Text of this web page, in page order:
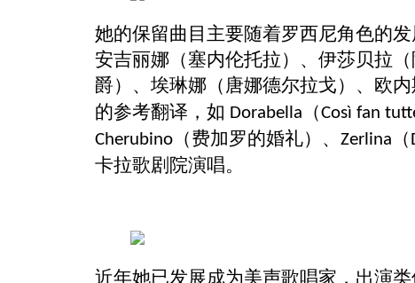
她的保留曲目主要随着罗西尼角色的
安吉丽娜（塞内伦托拉）、伊莎贝拉
爵）、埃琳娜（唐娜德尔拉戈）、欧内
的参考翻译，如 Dorabella （Così fan
Cherubino （费加罗的婚礼）、 Zerlina （
卡拉歌剧院演唱。
近年她已发展成为美声歌唱家 ，出演